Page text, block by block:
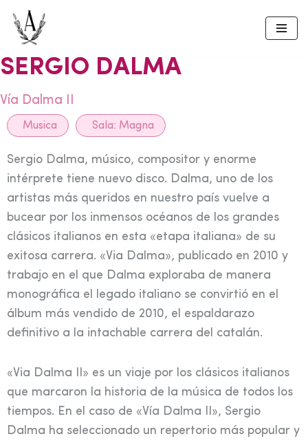
Skip
to
content
SERGIO DALMA
Vía Dalma II
Musica Sala: Magna
Sergio Dalma, músico, compositor y enorme
intérprete tiene nuevo disco. Dalma, uno de los
artistas más queridos en nuestro país vuelve a
bucear por los inmensos océanos de los grandes
clásicos italianos en esta «etapa italiana» de su
exitosa carrera. «Via Dalma», publicado en 2010 y
trabajo en el que Dalma exploraba de manera
monográfica el legado italiano se convirtió en el
álbum más vendido de 2010, el espaldarazo
definitivo a la intachable carrera del catalán.
«Via Dalma II» es un viaje por los clásicos italianos
que marcaron la historia de la música de todos los
tiempos. En el caso de «Vía Dalma II», Sergio
Dalma ha seleccionado un repertorio más popular y